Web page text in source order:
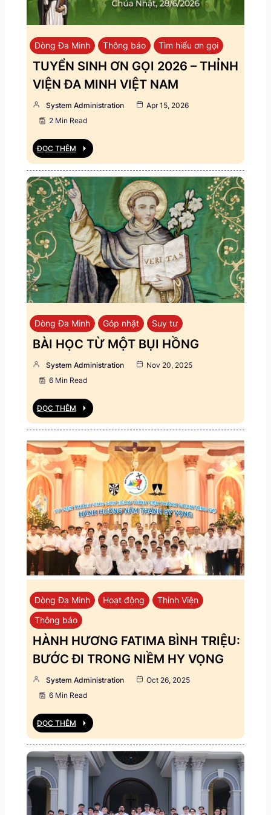
Dòng Đa Minh Thông báo Tìm hiểu ơn gọi
TUYỂN SINH ƠN GỌI 2026 – THỈNH
VIỆN ĐA MINH VIỆT NAM
System Administration
Apr 15, 2026
2 Min Read
ĐỌC THÊM
Dòng Đa Minh Góp nhặt Suy tư
BÀI HỌC TỪ MỘT BỤI HỒNG
System Administration
Nov 20, 2025
6 Min Read
ĐỌC THÊM
Dòng Đa Minh Hoạt động
Thỉnh Viện
Thông báo
HÀNH HƯƠNG FATIMA BÌNH TRIỆU:
BƯỚC ĐI TRONG NIỀM HY VỌNG
System Administration
Oct 26, 2025
6 Min Read
ĐỌC THÊM